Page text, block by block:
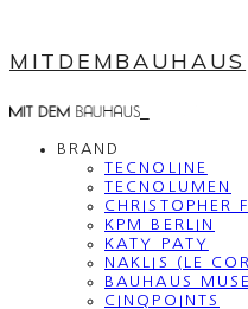
MITDEMBAUHAUS
BRAND
TECNOLINE
TECNOLUMEN
CHRISTOPHER
KPM BERLIN
KATY PATY
NAKLIS (LE
BAUHAUS
CINQPOINTS